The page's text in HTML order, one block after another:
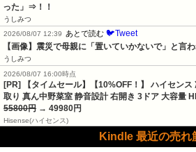
った」⇒！！
うしみつ
2026/08/07 12:39
あとで読む 🐦Tweet
【画像】震災で母親に「置いていかないで」と言
うしみつ
2026/08/07 16:00時点
[PR] 【タイムセール】【10%OFF！】 ハイセン
取り 真ん中野菜室 静音設計 右開き 3ドア 大容量
55800円 → 49980円
Hisense(ハイセンス)
Kindle 最近の売れ